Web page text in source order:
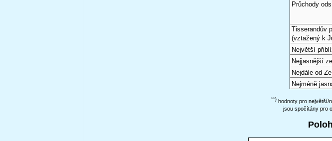
Průchody
Tisserandův
(vztažený k
Největší
Nejjasnější
Nejdále od
Nejméně
**) hodnoty pro největší/
jsou spočítány pro